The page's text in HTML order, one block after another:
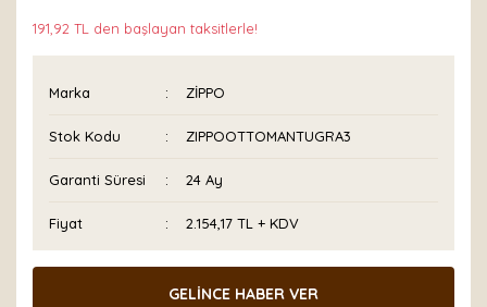
191,92 TL den başlayan taksitlerle!
Marka ZİPPO
Stok Kodu ZIPPOOTTOMANTUGRA3
Garanti Süresi 24 Ay
Fiyat 2.154,17 TL + KDV
GELİNCE HABER VER